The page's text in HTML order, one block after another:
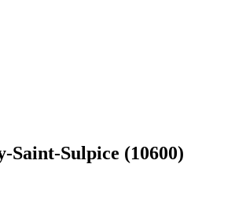
Saint-Sulpice (10600)